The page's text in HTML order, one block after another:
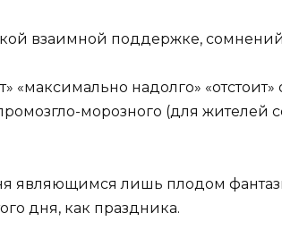
взаимной поддержке,
«максимально надолго»
морозного (для жителей
являющимся лишь плодом
дня, как праздника.